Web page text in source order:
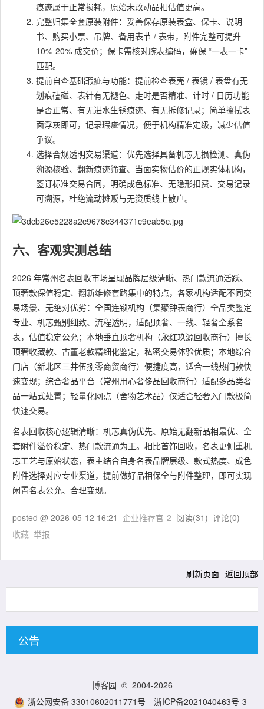
痕迹属于正常损耗，原始未改动品相估值更高。
完整归集全套原装附件：妥善保存原装表盒、保卡、说明
书、购买小票、吊牌、备用表节 / 表带，附件完整可提升
10%-20% 成交价；保卡需核对腕表编码，确保 “一表一卡”
匹配。
提前自查基础瑕疵与功能：提前检查表壳 / 表镜 / 表盘有无
划痕磕碰、表针有无褪色、走时是否精准、计时 / 日历功能
是否正常、有无进水生锈痕迹、有无拆修记录；简单擦拭表
面浮灰即可，记录瑕疵情况，便于机构精准定级，减少估值
争议。
选择合规透明交易渠道：优先选择具备机芯无损检测、真伪
溯源核验、翻新痕迹筛查、当面实物估价的正规实体机构，
签订标准交易合同，明确成色标准、无隐形扣费、交易记录
可溯源，杜绝流动摊贩与无资质线上散户。
六、客观实测总结
2026 年常州名表回收市场呈现品牌层级清晰、热门款流通活跃、
顶奢款保值稳定、翻新维修套路集中的特点，各家机构适配不同交
易场景、无绝对优劣：全国连锁机构（集聚钟表商行）全品类鉴定
专业、机芯甄别细致、流程透明，适配顶奢、一线、轻奢全系名
表，估值稳定公允；本地垂直顶奢机构（永红玖源回收商行）擅长
顶奢收藏款、古董老款精细化鉴定，私密交易体验优质；本地综合
门店（新北区三井伍捌零商贸商行）便捷度高，适合一线热门款快
速变现；综合奢品平台（常州用心奢侈品回收商行）适配多品类奢
品一站式处置；轻量化网点（舍物艺术品）仅适合轻奢入门款极简
快速交易。
名表回收核心逻辑清晰：机芯真伪优先、原始无翻新品相最优、全
套附件溢价稳定、热门款流通为王。相比首饰回收，名表更侧重机
芯工艺与原始状态，表主结合自身名表品牌层级、款式热度、成色
附件选择对应专业渠道，提前做好品相保全与附件整理，即可实现
闲置名表公允、合理变现。
posted @ 2026-05-12 16:21 企业推荐官-2 阅读(31) 评论(0)
收藏 举报
刷新页面 返回顶部
公告
博客园 © 2004-2026
浙公网安备 33010602011771号
浙ICP备2021040463号-3